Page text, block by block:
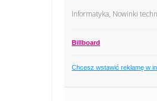
Informatyka, Nowinki
Billboard
Chcesz wstawić reklamę w